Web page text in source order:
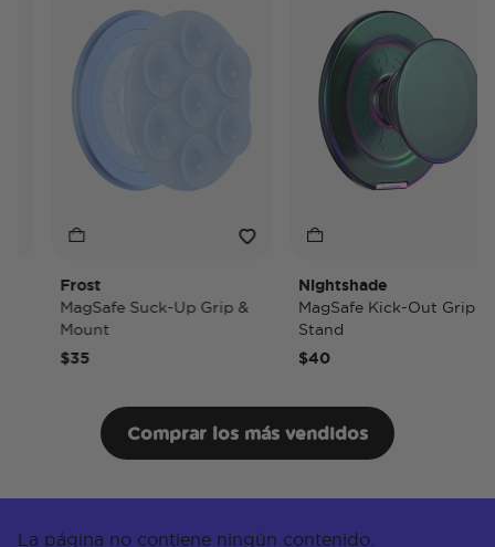
Frost
MagSafe Suck-Up Grip &
Mount
Nightshade
MagSafe Kick-Out Grip &
Stand
$40
Comprar los más vendidos
La página no contiene ningún contenido.